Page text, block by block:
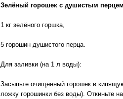
Зелёный горошек с душистым
1 кг зелёного горшка,
5 горошин душистого перца.
Для заливки (на 1 л воды):
Засыпьте очищенный горошек в
ложку горошинки без воды). Откиньте